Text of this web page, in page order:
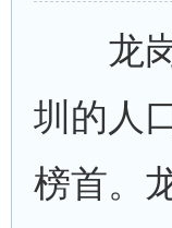
龙岗
圳的人
榜首。